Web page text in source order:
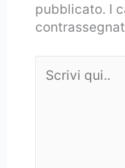
pubblicato. I
qui..